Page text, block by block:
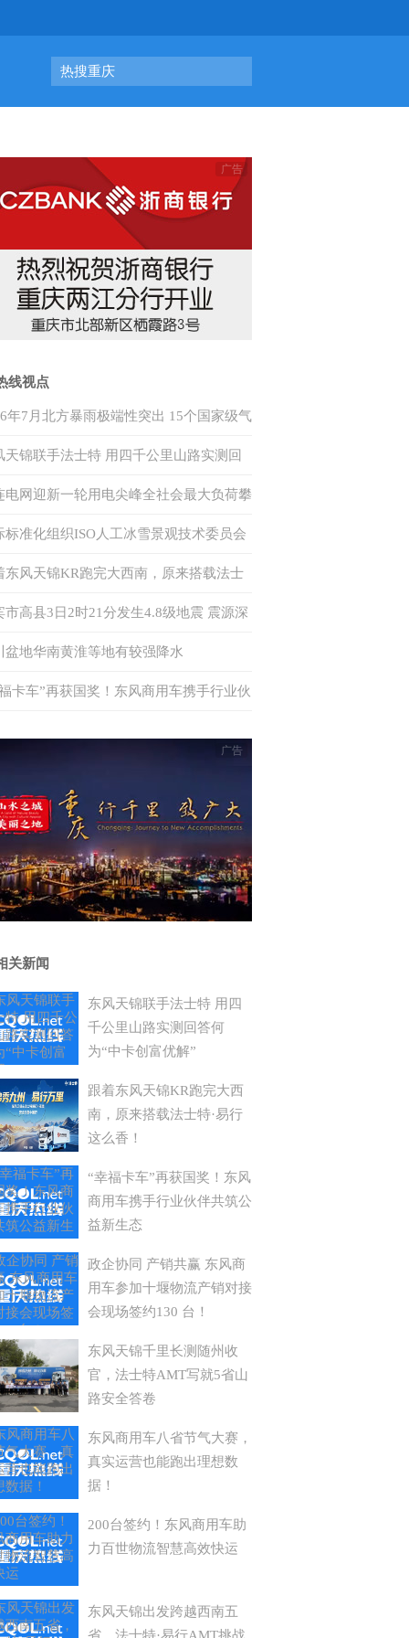
热搜重庆
线视点
年7月北方暴雨极端性突出 15个国家级气
日降水量突破历史极值
天锦联手法士特 用四千公里山路实测回
为“中卡创富优解”
电网迎新一轮用电尖峰全社会最大负荷攀
875万千瓦 多措并举确保电力供应
标准化组织ISO人工冰雪景观技术委员会
处落户中国
东风天锦KR跑完大西南，原来搭载法士
行这么香！
市高县3日2时21分发生4.8级地震 震源深
米
盆地华南黄淮等地有较强降水
卡车”再获国奖！东风商用车携手行业伙
关新闻
东风天锦联手法士特 用四
千公里山路实测回答何
为“中卡创富优解”
跟着东风天锦KR跑完大西
南，原来搭载法士特·易行
这么香！
“幸福卡车”再获国奖！东风
商用车携手行业伙伴共筑公
益新生态
政企协同 产销共赢 东风商
用车参加十堰物流产销对接
会现场签约130 台！
东风天锦千里长测随州收
官，法士特AMT写就5省山
路安全答卷
东风商用车八省节气大赛，
真实运营也能跑出理想数
据！
200台签约！东风商用车助
力百世物流智慧高效快运
东风天锦出发跨越西南五